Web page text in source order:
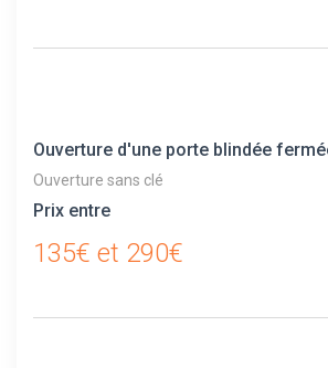
Ouverture d'une porte blindée
Ouverture sans clé
Prix entre
135€ et 290€